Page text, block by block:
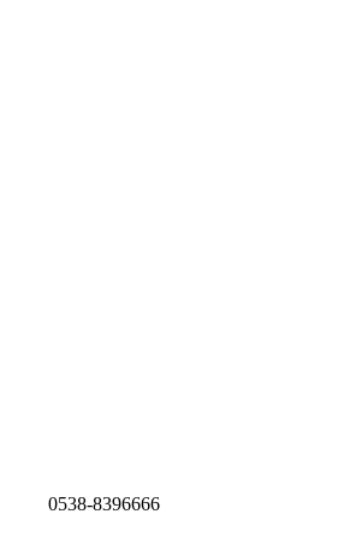
0538-8396666